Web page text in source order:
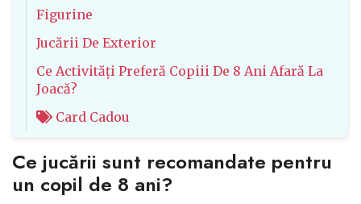
Figurine
Jucării De Exterior
Ce Activități Preferă Copiii De 8 Ani Afară La
Joacă?
Card Cadou
Ce jucării sunt recomandate pentru
un copil de 8 ani?